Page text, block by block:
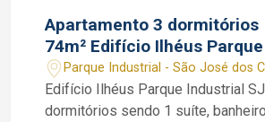
Apartamento 3 dormitórios
74m² Edifício Ilhéus
SJC SP 2 vagas cobertas
Parque Industrial - São José dos
Edifício Ilhéus Parque Industrial SJC
dormitórios sendo 1 suíte,